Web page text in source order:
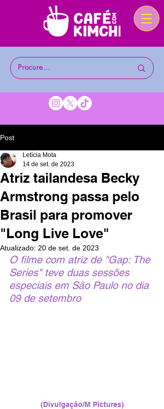
Post
Atriz tailandesa Becky
Armstrong passa pelo
Brasil para promover
"Long Live Love"
Letícia Mota
14 de set. de 2023
Atualizado: 20 de set. de 2023
O filme com atriz de "Gap: The
Series" teve duas sessões
especiais em São Paulo no dia
09 de setembro
(Divulgação/M Pictures)